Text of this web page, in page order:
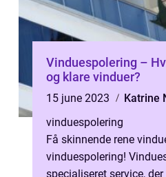
Vinduespolering –
og klare vinduer?
15 june 2023
Katrine
vinduespolering
Få skinnende rene
vinduespolering!
specialiseret service,